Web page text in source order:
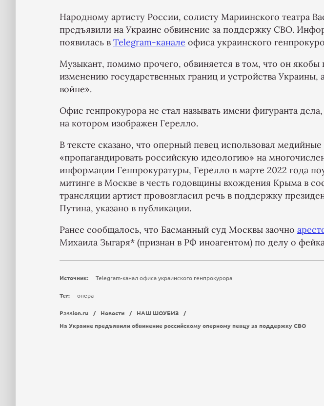
Народному артисту России, солисту Мариинского театра
предъявили на Украине обвинение за поддержку СВО.
появилась в Telegram-канале офиса украинского
Музыкант, помимо прочего, обвиняется в том, что он якобы
изменению государственных границ и устройства Украины,
войне».
Офис генпрокурора не стал называть имени фигуранта
на котором изображен Герелло.
В тексте сказано, что оперный певец использовал
«пропагандировать российскую идеологию» на
информации Генпрокуратуры, Герелло в марте 2022 года
митинге в Москве в честь годовщины вхождения Крыма в
трансляции артист провозгласил речь в поддержку
Путина, указано в публикации.
Ранее сообщалось, что Басманный суд Москвы заочно
Михаила Зыгаря* (признан в РФ иноагентом) по делу о
Источник: Telegram-канал офиса украинского генпрокурора
Тег: опера
Passion.ru / Новости / НАШ ШОУБИЗ
/
На Украине предъявили обвинение российскому оперному певцу за поддержку СВО